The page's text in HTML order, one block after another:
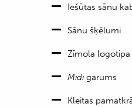
Iešūtas sānu
Sānu šķēlumi
Zīmola logotipa
Midigarums
Kleitas